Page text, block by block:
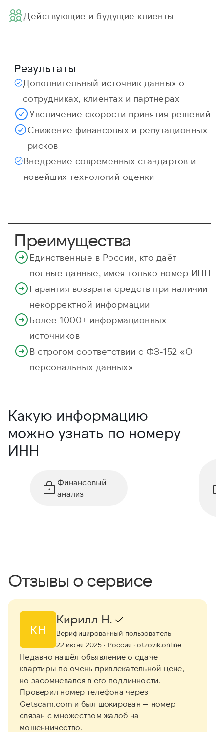
Действующие и будущие клиенты
Результаты
Дополнительный источник данных о
сотрудниках, клиентах и партнерах
Увеличение скорости принятия решений
Снижение финансовых и репутационных
рисков
Внедрение современных стандартов и
новейших технологий оценки
Преимущества
Единственные в России, кто даёт
полные данные, имея только номер ИНН
Гарантия возврата средств при наличии
некорректной информации
Более 1000+ информационных
источников
В строгом соответствии с ФЗ-152 «О
персональных данных»
Какую информацию
можно узнать по номеру
ИНН
Финансовый
анализ
Отзывы о сервисе
КН
Кирилл Н.
Верифицированный пользователь
22 июня 2025 · Россия · otzovik.online
Недавно нашёл объявление о сдаче
квартиры по очень привлекательной цене,
но засомневался в его подлинности.
Проверил номер телефона через
Getscam.com и был шокирован — номер
связан с множеством жалоб на
мошенничество.